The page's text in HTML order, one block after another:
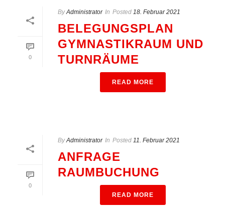
0
By Administrator In Posted 18. Februar 2021
BELEGUNGSPLAN
GYMNASTIKRAUM UND
TURNRÄUME
READ MORE
0
By Administrator In Posted 11. Februar 2021
ANFRAGE
RAUMBUCHUNG
READ MORE